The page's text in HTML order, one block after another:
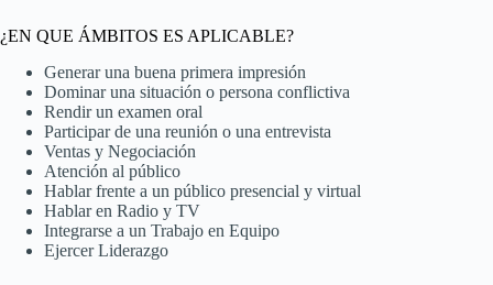
¿EN QUE ÁMBITOS ES APLICABLE?
Generar una buena primera impresión
Dominar una situación o persona conflictiva
Rendir un examen oral
Participar de una reunión o una entrevista
Ventas y Negociación
Atención al público
Hablar frente a un público presencial y virtual
Hablar en Radio y TV
Integrarse a un Trabajo en Equipo
Ejercer Liderazgo